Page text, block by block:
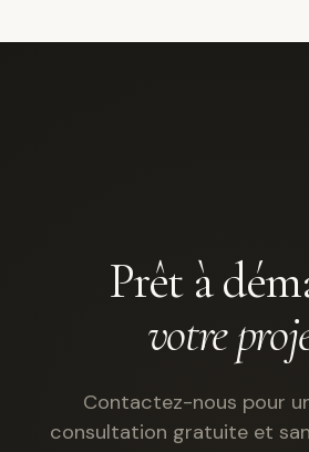
Prêt à
votre
Contactez-nous pour
consultation gratuite et